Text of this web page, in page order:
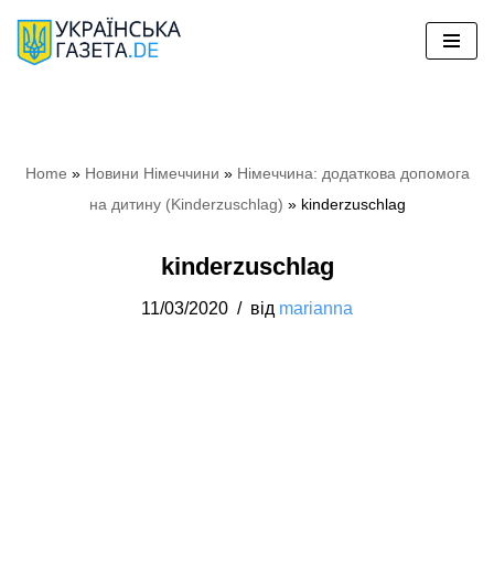
Перейти
Home » Новини Німеччини » Німеччина: додаткова допомога
на дитину (Kinderzuschlag) » kinderzuschlag
kinderzuschlag
11/03/2020 від marianna